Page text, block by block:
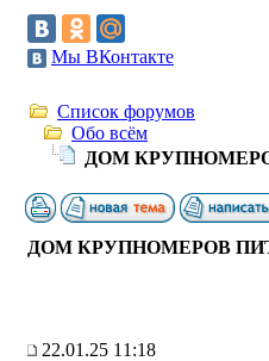
Мы ВКонтакте
Список форумов
Обо всём
ДОМ
ДОМ КРУПНОМЕРОВ
22.01.25 11:18